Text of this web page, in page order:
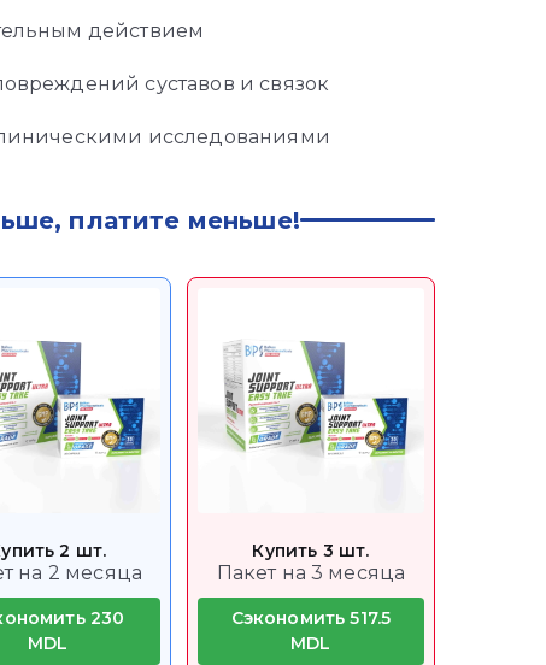
действием
суставов и связок
исследованиями
платите меньше!
2 шт.
на 2 месяца
230
MDL
Купить 3 шт.
Пакет на 3 месяца
Сэкономить 517.5
MDL